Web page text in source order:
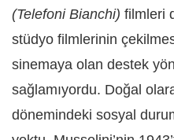
(Telefoni Bianchi) filmleri
stüdyo filmlerinin
sinemaya olan destek
sağlamıyordu. Doğal
dönemindeki sosyal